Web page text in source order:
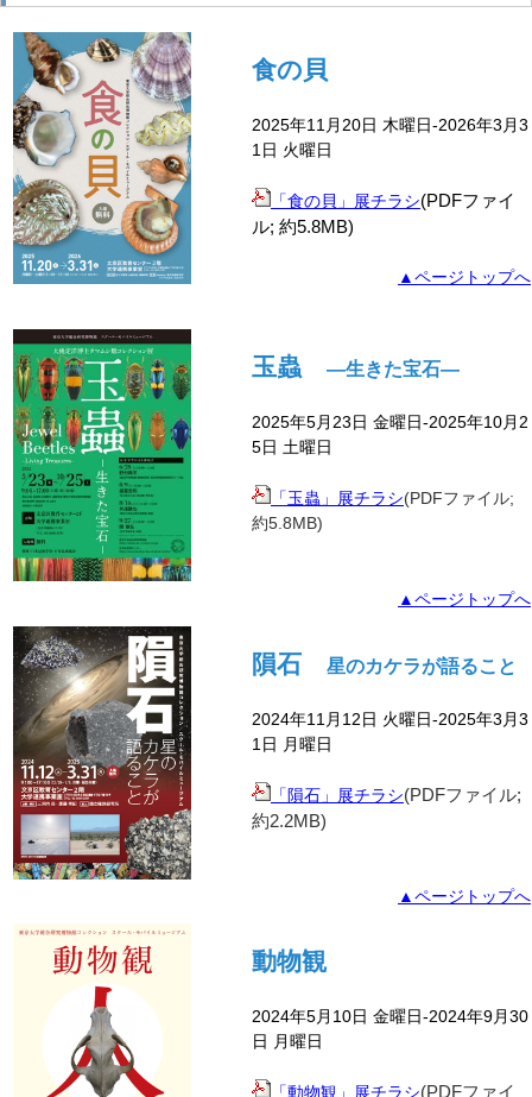
食の貝
2025年11月20日 木曜日-2026年3月3
1日 火曜日
「食の貝」展チラシ(PDFファイ
ル; 約5.8MB)
▲ページトップへ
玉蟲 ―生きた宝石―
2025年5月23日 金曜日-2025年10月2
5日 土曜日
「玉蟲」展チラシ(PDFファイル;
約5.8MB)
▲ページトップへ
隕石 星のカケラが語ること
2024年11月12日 火曜日-2025年3月3
1日 月曜日
「隕石」展チラシ(PDFファイル;
約2.2MB)
▲ページトップへ
動物観
2024年5月10日 金曜日-2024年9月30
日 月曜日
「動物観」展チラシ(PDFファイ